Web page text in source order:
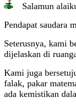
Salamun
Pendapat saudara
Seterusnya, kami
dijelaskan di
Kami juga
falak, pakar
ada kemistikan